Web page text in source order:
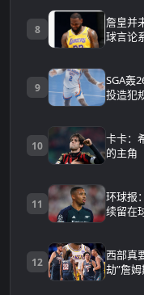
8
詹皇并
球言论
9
SGA轰
投造犯
10
卡卡：
的主角
11
环球报
续留在
12
西部真
劫”詹